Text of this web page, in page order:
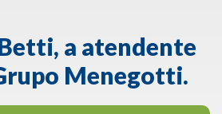
a atendente
Menegotti.